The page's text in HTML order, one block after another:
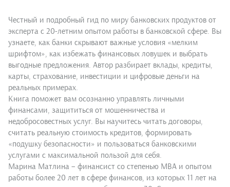
Честный и подробный гид по миру банковских продуктов от
эксперта с 20-летним опытом работы в банковской сфере. Вы
узнаете, как банки скрывают важные условия «мелким
шрифтом», как избежать финансовых ловушек и выбрать
выгодные предложения. Автор разбирает вклады, кредиты,
карты, страхование, инвестиции и цифровые деньги на
реальных примерах.
Книга поможет вам осознанно управлять личными
финансами, защититься от мошенничества и
недобросовестных услуг. Вы научитесь читать договоры,
считать реальную стоимость кредитов, формировать
«подушку безопасности» и пользоваться банковскими
услугами с максимальной пользой для себя.
Марина Матлина – финансист со степенью МВА и опытом
работы более 20 лет в сфере финансов, из которых 11 лет на